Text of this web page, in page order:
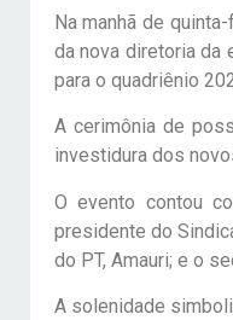
Na manhã de
da nova diretoria da
para o quadriênio
A cerimônia de
investidura dos
O evento contou
presidente do
do PT, Amauri; e o
A solenidade